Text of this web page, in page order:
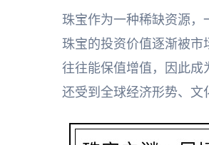
珠宝作为一种稀缺资源，
珠宝的投资价值逐渐被市
往往能保值增值，因此成
还受到全球经济形势、文